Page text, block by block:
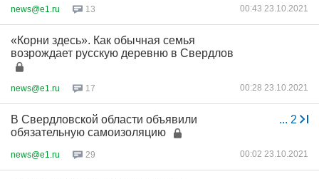
news@e1.ru 13 00:43 23.10.2021
«Корни здесь». Как обычная семья
возрождает русскую деревню в Свердлов
news@e1.ru 17 00:28 23.10.2021
... 2
В Свердловской области объявили
обязательную самоизоляцию
news@e1.ru 29 00:02 23.10.2021